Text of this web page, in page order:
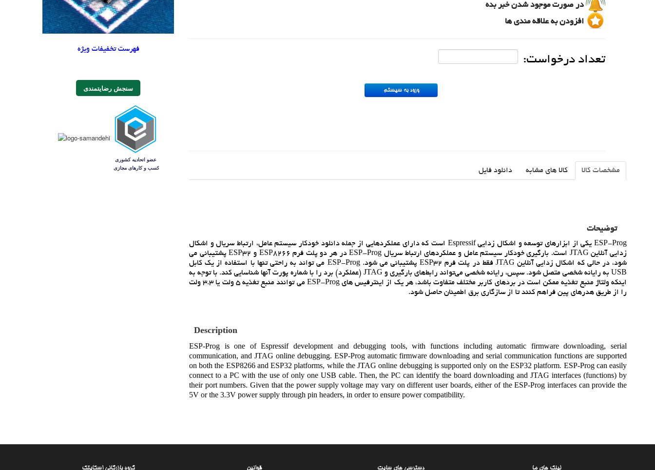
فهرست تخفیفات ویژه
سنجش رضایتمندی
در صورت موجود شدن خبر بده
افزودن به علاقه مندی ها
تعداد درخواست:
مشخصات کالا کالا های مشابه دانلود فایل
توضیحات
ESP-Prog يکي از ابزارهاي توسعه و اشکال زدايي Espressif است که داراي عملکردهايي از جمله دانلود خودکار سيستم عامل، ارتباط سريال و اشکال
زدايي آنلاين JTAG است. بارگيري خودکار سيستم عامل و عملکردهاي ارتباط سريال ESP-Prog در هر دو پلت فرم ESP8266 و ESP32 پشتيباني مي
شود، در حالي که اشکال زدايي آنلاين JTAG فقط در پلت فرم ESP32 پشتيباني مي شود. ESP-Prog مي تواند به راحتي تنها با استفاده از يک کابل
USB به رايانه شخصي متصل شود. سپس، رايانه شخصي مي‌تواند رابط‌هاي بارگيري و JTAG (عملکرد) برد را با شماره پورت آنها شناسايي کند. با توجه به
اينکه ولتاژ منبع تغذيه ممکن است در بردهاي کاربر مختلف متفاوت باشد، هر يک از اينترفيس هاي ESP-Prog مي توانند منبع تغذيه 5 ولت يا 3.3 ولت
را از طريق هدرهاي پين فراهم کنند تا از سازگاري برق اطمينان حاصل شود.
Description
ESP-Prog is one of Espressif development and debugging tools, with functions including automatic firmware downloading, serial
communication, and JTAG online debugging. ESP-Prog automatic firmware downloading and serial communication functions are supported
on both the ESP8266 and ESP32 platforms, while the JTAG online debugging is supported only on the ESP32 platform. ESP-Prog can easily
connect to a PC with the use of only one USB cable. Then, the PC can identify the board downloading and JTAG interfaces (functions) by
their port numbers. Given that the power supply voltage may vary on different user boards, either of the ESP-Prog interfaces can provide the
5V or the 3.3V power supply through pin headers, in order to ensure power compatibility.
گروه بازرگانی اسکایتک قوانین دسترسی های سایت لینک های ما